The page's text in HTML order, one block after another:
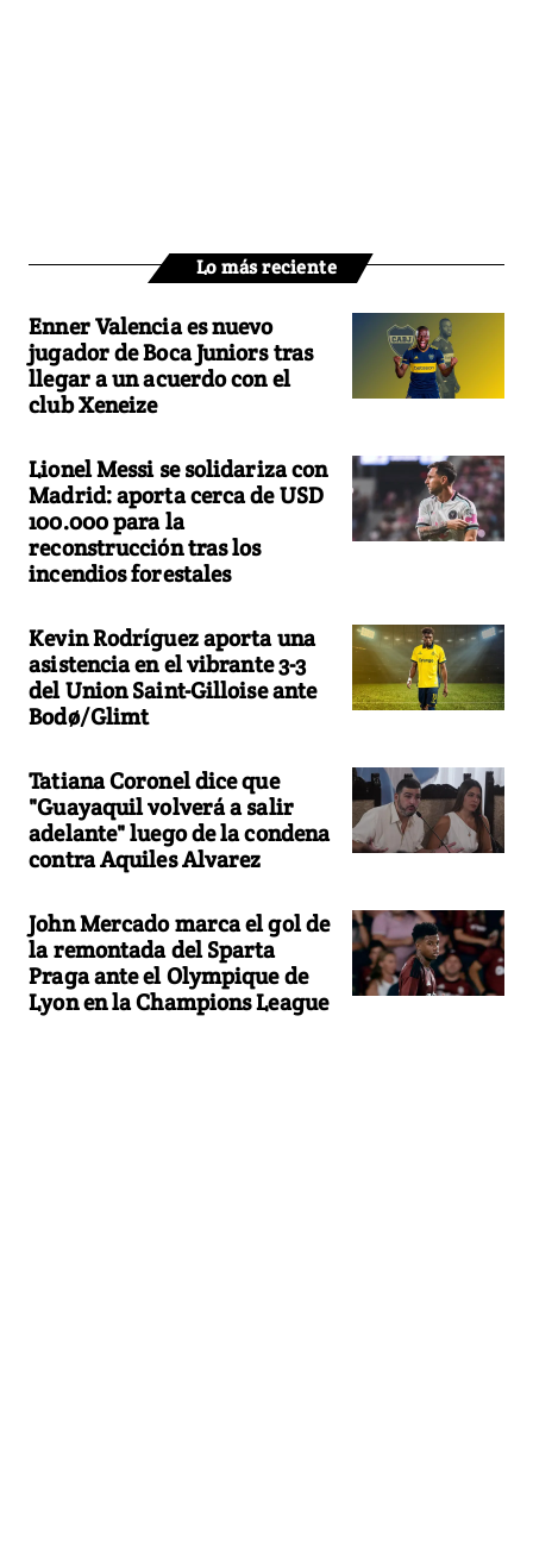
Lo más reciente
Enner Valencia es nuevo
jugador de Boca Juniors tras
llegar a un acuerdo con el
club Xeneize
Lionel Messi se solidariza con
Madrid: aporta cerca de USD
100.000 para la
reconstrucción tras los
incendios forestales
Kevin Rodríguez aporta una
asistencia en el vibrante 3-3
del Union Saint-Gilloise ante
Bodø/Glimt
Tatiana Coronel dice que
"Guayaquil volverá a salir
adelante" luego de la condena
contra Aquiles Alvarez
John Mercado marca el gol de
la remontada del Sparta
Praga ante el Olympique de
Lyon en la Champions League